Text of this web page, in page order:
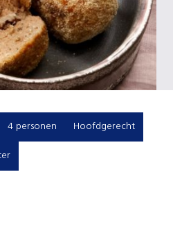
4 personen Hoofdgerecht